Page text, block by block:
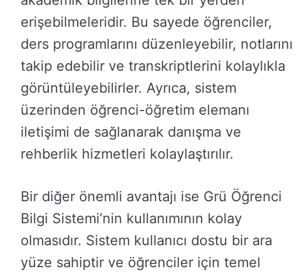
erişebilmeleridir. Bu sayede öğrenciler,
ders programlarını düzenleyebilir, notlarını
takip edebilir ve transkriptlerini kolaylıkla
görüntüleyebilirler. Ayrıca, sistem
üzerinden öğrenci-öğretim elemanı
iletişimi de sağlanarak danışma ve
rehberlik hizmetleri kolaylaştırılır.
Bir diğer önemli avantajı ise Grü Öğrenci
Bilgi Sistemi’nin kullanımının kolay
olmasıdır. Sistem kullanıcı dostu bir ara
yüze sahiptir ve öğrenciler için temel